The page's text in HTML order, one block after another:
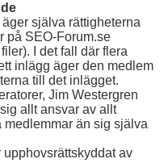
själva rättigheterna
på SEO-Forum.se
I det fall där flera
inlägg äger den medlem
till det inlägget.
Jim Westergren
allt ansvar av allt
än sig själva
upphovsrättskyddat av